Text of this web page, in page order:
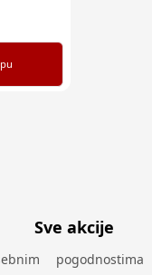
Sve akcije